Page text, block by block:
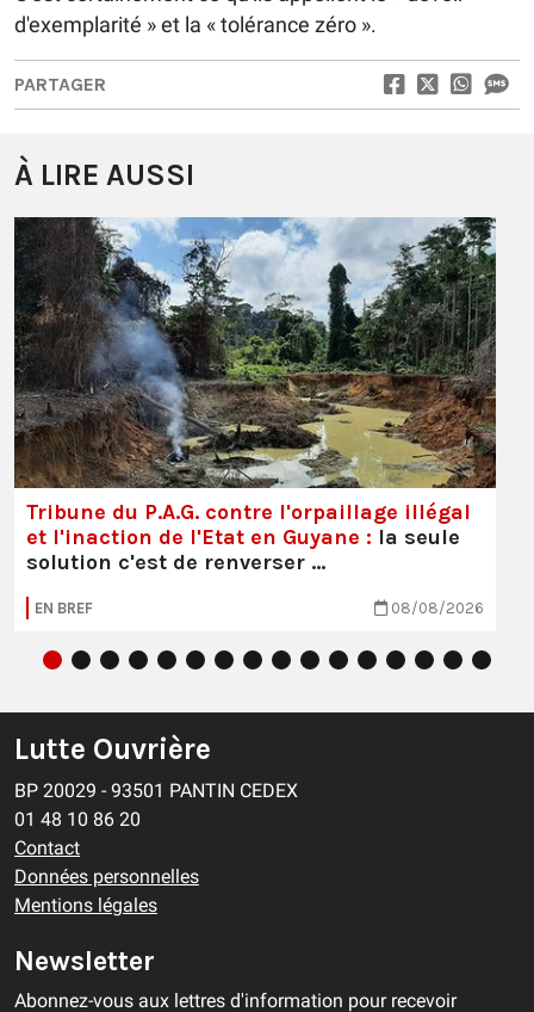
d'exemplarité » et la « tolérance zéro ».
PARTAGER
À LIRE AUSSI
Tribune du P.A.G. contre l'orpaillage illégal
et l'inaction de l'Etat en Guyane : la seule
solution c'est de renverser …
EN BREF 08/08/2026
Lutte Ouvrière
BP 20029 - 93501 PANTIN CEDEX
01 48 10 86 20
Contact
Données personnelles
Mentions légales
Newsletter
Abonnez-vous aux lettres d'information pour recevoir